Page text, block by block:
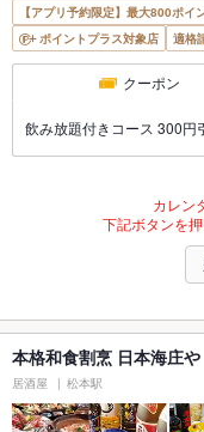
【アプリ予約限定】最大800ポイ
ポイントプラス対象店
適格
クーポン
飲み放題付きコース 300
カレン
下記ボタンを
本格和食割烹 日本海庄
居酒屋 松本駅